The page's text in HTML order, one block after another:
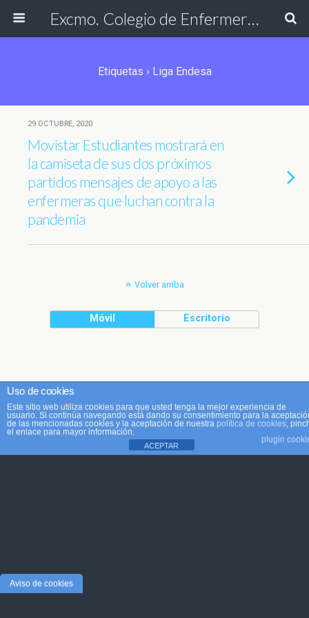
Excmo. Colegio de Enfermería de Cádiz
Etiquetas › Liga Endesa
29 OCTUBRE, 2020
Movistar Estudiantes mostrará en
la camiseta de sus dos próximos
partidos mensajes de apoyo a las
enfermeras que luchan contra la
pandemia
Volver arriba
Móvil Escritorio
Uso de cookies
Este sitio web utiliza cookies para que usted tenga la mejor experiencia de
usuario. Si continúa navegando está dando su consentimiento para la
de las mencionadas cookies y la aceptación de nuestra política de cookies,
el enlace para mayor información.
plugin
ACEPTAR
Aviso de cookies